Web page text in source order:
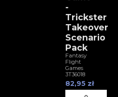
-
Trickster
Takeover
Scenario
Pack
Fantasy
Flight
Games
3T36018
82,95 zł